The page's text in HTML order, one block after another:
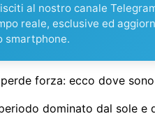
al nostro canale
reale, esclusive ed
smartphone.
perde forza: ecco dove
dominato dal sole e